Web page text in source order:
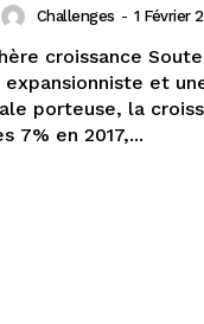
Challenges - 1 Février
Soutenue par une politique
et
porteuse, la
7% en 2017,...